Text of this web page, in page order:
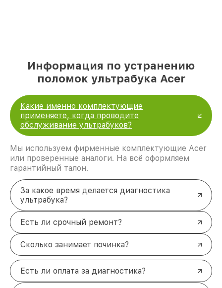
Информация по устранению
поломок ультрабука Acer
Какие именно комплектующие
применяете, когда проводите
обслуживание ультрабуков?
Мы используем фирменные комплектующие Acer
или проверенные аналоги. На всё оформляем
гарантийный талон.
За какое время делается диагностика
ультрабука?
Есть ли срочный ремонт?
Сколько занимает починка?
Есть ли оплата за диагностика?